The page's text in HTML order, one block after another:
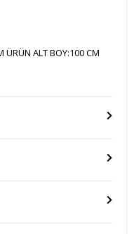
ÜRÜN ALT BOY:100 CM